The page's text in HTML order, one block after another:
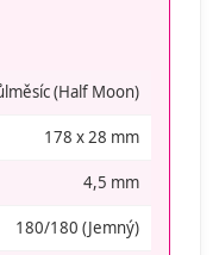
(Half Moon)
178 x 28 mm
4,5 mm
180/180 (Jemný)